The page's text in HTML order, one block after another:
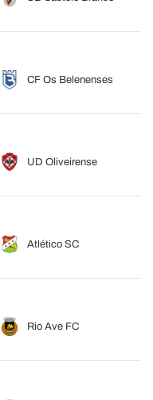
CF Os Belenenses
UD Oliveirense
Atlético SC
Rio Ave FC